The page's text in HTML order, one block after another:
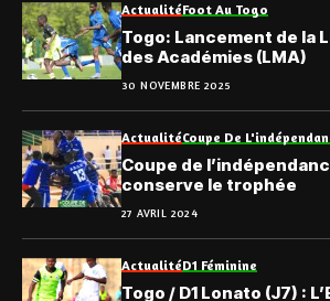
ActualitéFoot Au Togo
Togo: Lancement de la
des Académies (LMA)
30 NOVEMBRE 2025
ActualitéCoupe De
Coupe de
conserve le trophée
27 AVRIL 2024
ActualitéD1 Féminine
Togo / D1 Lonato (J7) :